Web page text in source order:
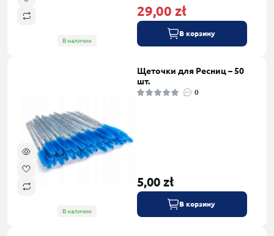
В наличии
29,00 zł
В корзину
В наличии
Щеточки для Ресниц – 50
шт.
0
5,00 zł
В корзину